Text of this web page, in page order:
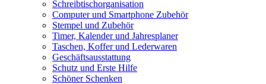
Schreibtischorganisation
Computer und Smartphone Zubehör
Stempel und Zubehör
Timer, Kalender und Jahresplaner
Taschen, Koffer und Lederwaren
Geschäftsausstattung
Schutz und Erste Hilfe
Schöner Schenken